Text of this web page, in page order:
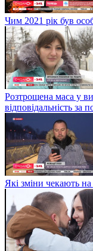
Чим 2021 рік був
Розтрощена маса у
відповідальність за
Які зміни чекають